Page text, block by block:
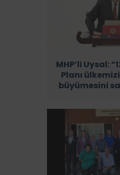
MHP’li Uysal:
Planı
büyümesini